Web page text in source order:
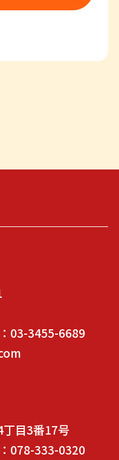
03-3455-6689
目3番17号
078-333-0320